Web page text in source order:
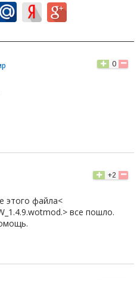
0
+2
этого файла<
все пошло.